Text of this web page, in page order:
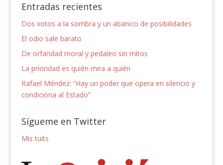
Entradas recientes
Dos votos a la sombra y un abanico de posibilidades
El odio sale barato
De orfandad moral y pedaleo sin mitos
La prioridad es quién mira a quién
Rafael Méndez: “Hay un poder que opera en silencio y
condiciona al Estado”
Sígueme en Twitter
Mis tuits